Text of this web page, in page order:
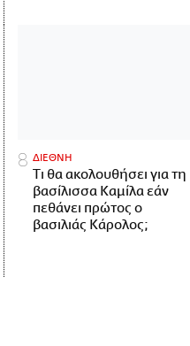
ΔΙΕΘΝΗ
Τι θα ακολουθήσει για τη
βασίλισσα Καμίλα εάν
πεθάνει πρώτος ο
βασιλιάς Κάρολος;